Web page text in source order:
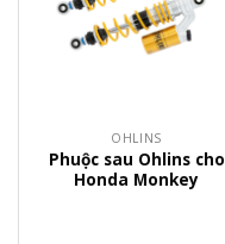
OHLINS
Phuộc sau Ohlins cho
Honda Monkey